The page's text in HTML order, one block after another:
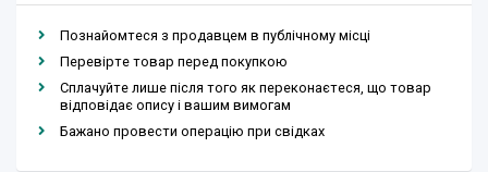
Познайомтеся з продавцем в публічному місці
Перевірте товар перед покупкою
Сплачуйте лише після того як переконаєтеся, що товар
відповідає опису і вашим вимогам
Бажано провести операцію при свідках